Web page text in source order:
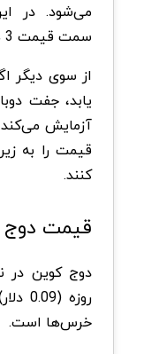
سمت قیمت 3 هزار دلار صعود خواهد کرد.
از سوی دیگر
آزمایش
کنند.
قیمت
خرس‌ها است.